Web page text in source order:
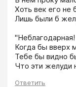
Хоть век его не
Лишь были б
Когда бы вверх
Тебе бы видно
Что эти желуди
Ответить